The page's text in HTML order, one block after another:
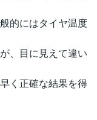
的にはタイヤ温度
、目に見えて違い
く正確な結果を得